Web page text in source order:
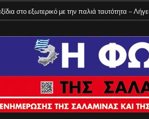
στο εξωτερικό με την παλιά ταυτότητα –